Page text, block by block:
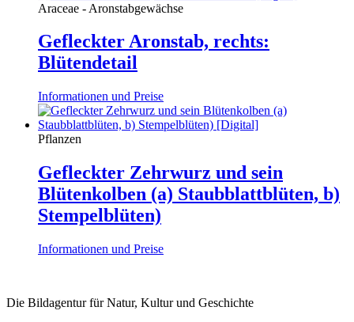
Araceae - Aronstabgewächse
Gefleckter Aronstab, rechts:
Blütendetail
Informationen und Preise
Pflanzen
Gefleckter Zehrwurz und sein
Blütenkolben (a) Staubblattblüten, b)
Stempelblüten)
Informationen und Preise
Die Bildagentur für Natur, Kultur und Geschichte